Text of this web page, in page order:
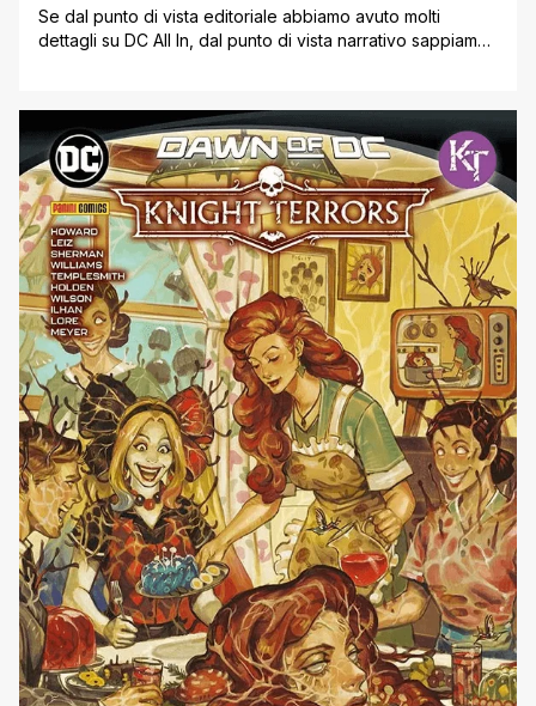
Se dal punto di vista editoriale abbiamo avuto molti
dettagli su DC All In, dal punto di vista narrativo sappiamo
avvenimenti importantissimi per l’economia del DC
Universe (o degli Universi DC?). Lo sceneggiatore [']